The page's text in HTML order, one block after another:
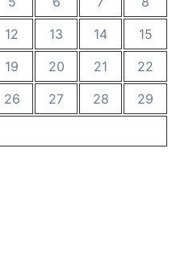
12 13 14
15
19 20 21
22
26 27 28
29